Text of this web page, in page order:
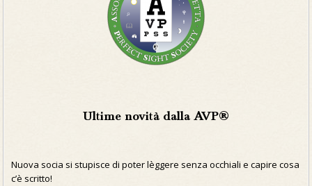
Ultime novità dalla AVP®
Nuova socia si stupisce di poter lèggere senza occhiali e capire cosa
c’è scritto!